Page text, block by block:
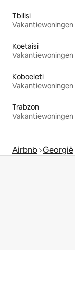
Tbilisi
Vakantiewoningen
Koetaisi
Vakantiewoningen
Koboeleti
Vakantiewoningen
Trabzon
Vakantiewoningen
Airbnb Georgië